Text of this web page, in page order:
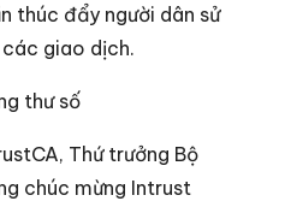
thúc đẩy người dân sử
các giao dịch.
thư số
Thứ trưởng Bộ
chúc mừng Intrust